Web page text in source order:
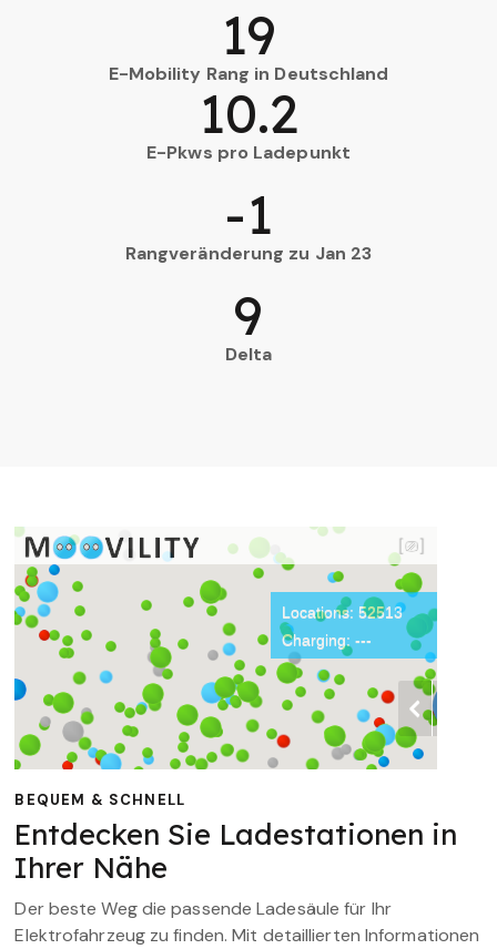
E-Mobility Rang in Deutschland
19
E-Pkws pro Ladepunkt
10.2
Rangveränderung zu Jan 23
-1
Delta
9
BEQUEM & SCHNELL
Entdecken Sie Ladestationen in
Ihrer Nähe
Der beste Weg die passende Ladesäule für Ihr
Elektrofahrzeug zu finden. Mit detaillierten Informationen